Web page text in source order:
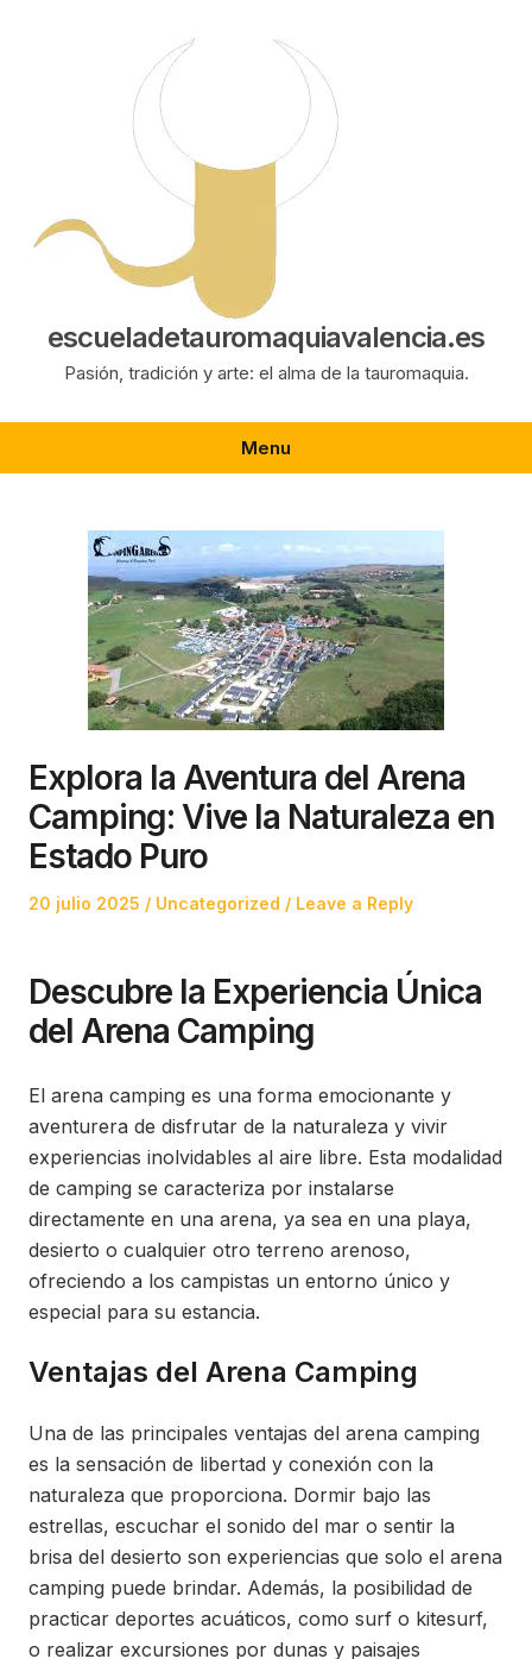
escueladetauromaquiavalencia.es
Pasión, tradición y arte: el alma de la tauromaquia.
Menu
Explora la Aventura del Arena
Camping: Vive la Naturaleza en
Estado Puro
Posted
20 julio 2025
Posted
Uncategorized Leave a Reply
Descubre la Experiencia Única
del Arena Camping
El arena camping es una forma emocionante y
aventurera de disfrutar de la naturaleza y vivir
experiencias inolvidables al aire libre. Esta modalidad
de camping se caracteriza por instalarse
directamente en una arena, ya sea en una playa,
desierto o cualquier otro terreno arenoso,
ofreciendo a los campistas un entorno único y
especial para su estancia.
Ventajas del Arena Camping
Una de las principales ventajas del arena camping
es la sensación de libertad y conexión con la
naturaleza que proporciona. Dormir bajo las
estrellas, escuchar el sonido del mar o sentir la
brisa del desierto son experiencias que solo el arena
camping puede brindar. Además, la posibilidad de
practicar deportes acuáticos, como surf o kitesurf,
o realizar excursiones por dunas y paisajes